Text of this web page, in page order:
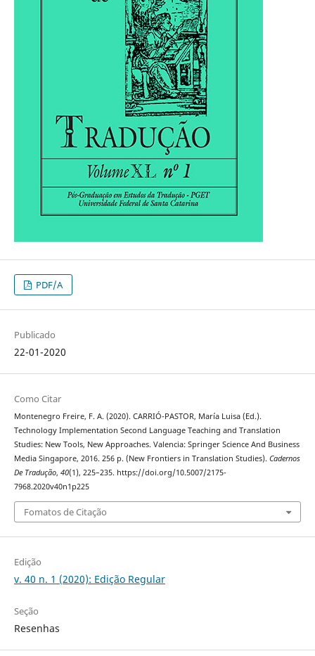
PDF/A
Publicado
22-01-2020
Como Citar
Montenegro Freire, F. A. (2020). CARRIÓ-PASTOR, María Luisa (Ed.).
Technology Implementation Second Language Teaching and Translation
Studies: New Tools, New Approaches. Valencia: Springer Science And Business
Media Singapore, 2016. 256 p. (New Frontiers in Translation Studies). Cadernos
De Tradução, 40(1), 225–235. https://doi.org/10.5007/2175-
7968.2020v40n1p225
Fomatos de Citação
Edição
v. 40 n. 1 (2020): Edição Regular
Seção
Resenhas